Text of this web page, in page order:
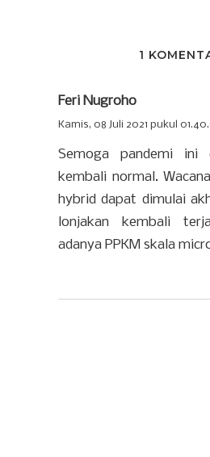
1
Feri Nugroho
Kamis, 08 Juli 2021 pukul
Semoga pandemi ini
kembali normal.
hybrid dapat dimulai
lonjakan kembali
adanya PPKM skala